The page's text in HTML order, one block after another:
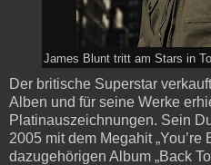
James Blunt tritt am Stars in
Der britische Superstar
Alben und für seine Werke
Platinauszeichnungen. Sein
2005 mit dem Megahit „You’re
dazugehörigen Album „Back